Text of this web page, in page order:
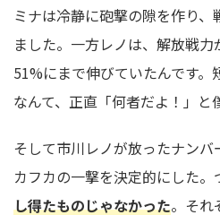
ミナは冷静に砲撃の隙を作り
ました。一方レノは、解放戦
51%にまで伸びていたんです。
なんて、正直「何者だよ！」と
そして市川レノが放ったナンバ
カフカの一撃を決定的にした。
し得たものじゃなかった。それ